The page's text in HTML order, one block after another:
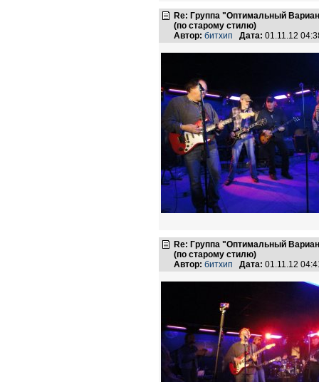
Re: Группа "Оптимальный
(по старому стилю)
Автор: битхип Дата: 01.11.12
Re: Группа "Оптимальный
(по старому стилю)
Автор: битхип Дата: 01.11.12